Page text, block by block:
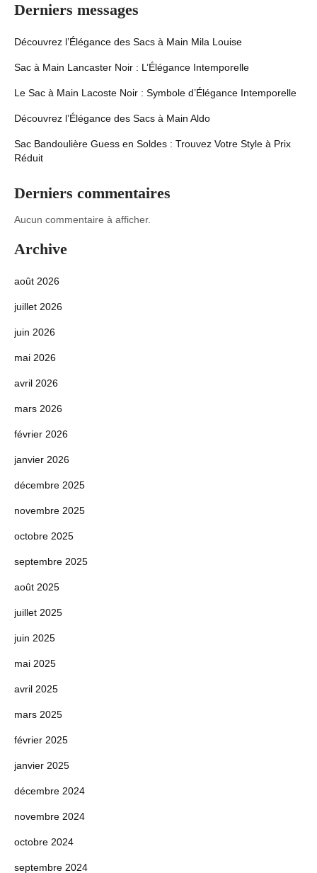
Derniers messages
Découvrez l’Élégance des Sacs à Main Mila Louise
Sac à Main Lancaster Noir : L’Élégance Intemporelle
Le Sac à Main Lacoste Noir : Symbole d’Élégance Intemporelle
Découvrez l’Élégance des Sacs à Main Aldo
Sac Bandoulière Guess en Soldes : Trouvez Votre Style à Prix
Réduit
Derniers commentaires
Aucun commentaire à afficher.
Archive
août 2026
juillet 2026
juin 2026
mai 2026
avril 2026
mars 2026
février 2026
janvier 2026
décembre 2025
novembre 2025
octobre 2025
septembre 2025
août 2025
juillet 2025
juin 2025
mai 2025
avril 2025
mars 2025
février 2025
janvier 2025
décembre 2024
novembre 2024
octobre 2024
septembre 2024